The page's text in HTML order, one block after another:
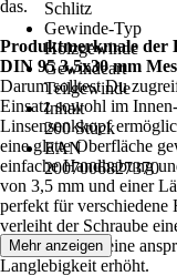
Schlitz
Gewinde-Typ
Holzgewinde
Gewindeart
Teilgewinde
Inhalt
200 Stück
EAN
2007006827370
das.
Produktmerkmale der
DIN 95 3,5x30 mm
Darum solltest Du
Einsatz sowohl im
Linsensenkkopf
eine glatte Oberfläche
einfache Handhabung
von 3,5 mm und einer
perfekt für verschiedene
verleiht der Schraube
Oberfläche für eine
Langlebigkeit erhöht.
Mehr anzeigen